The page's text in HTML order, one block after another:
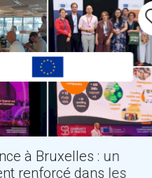
à Bruxelles : un
renforcé dans les